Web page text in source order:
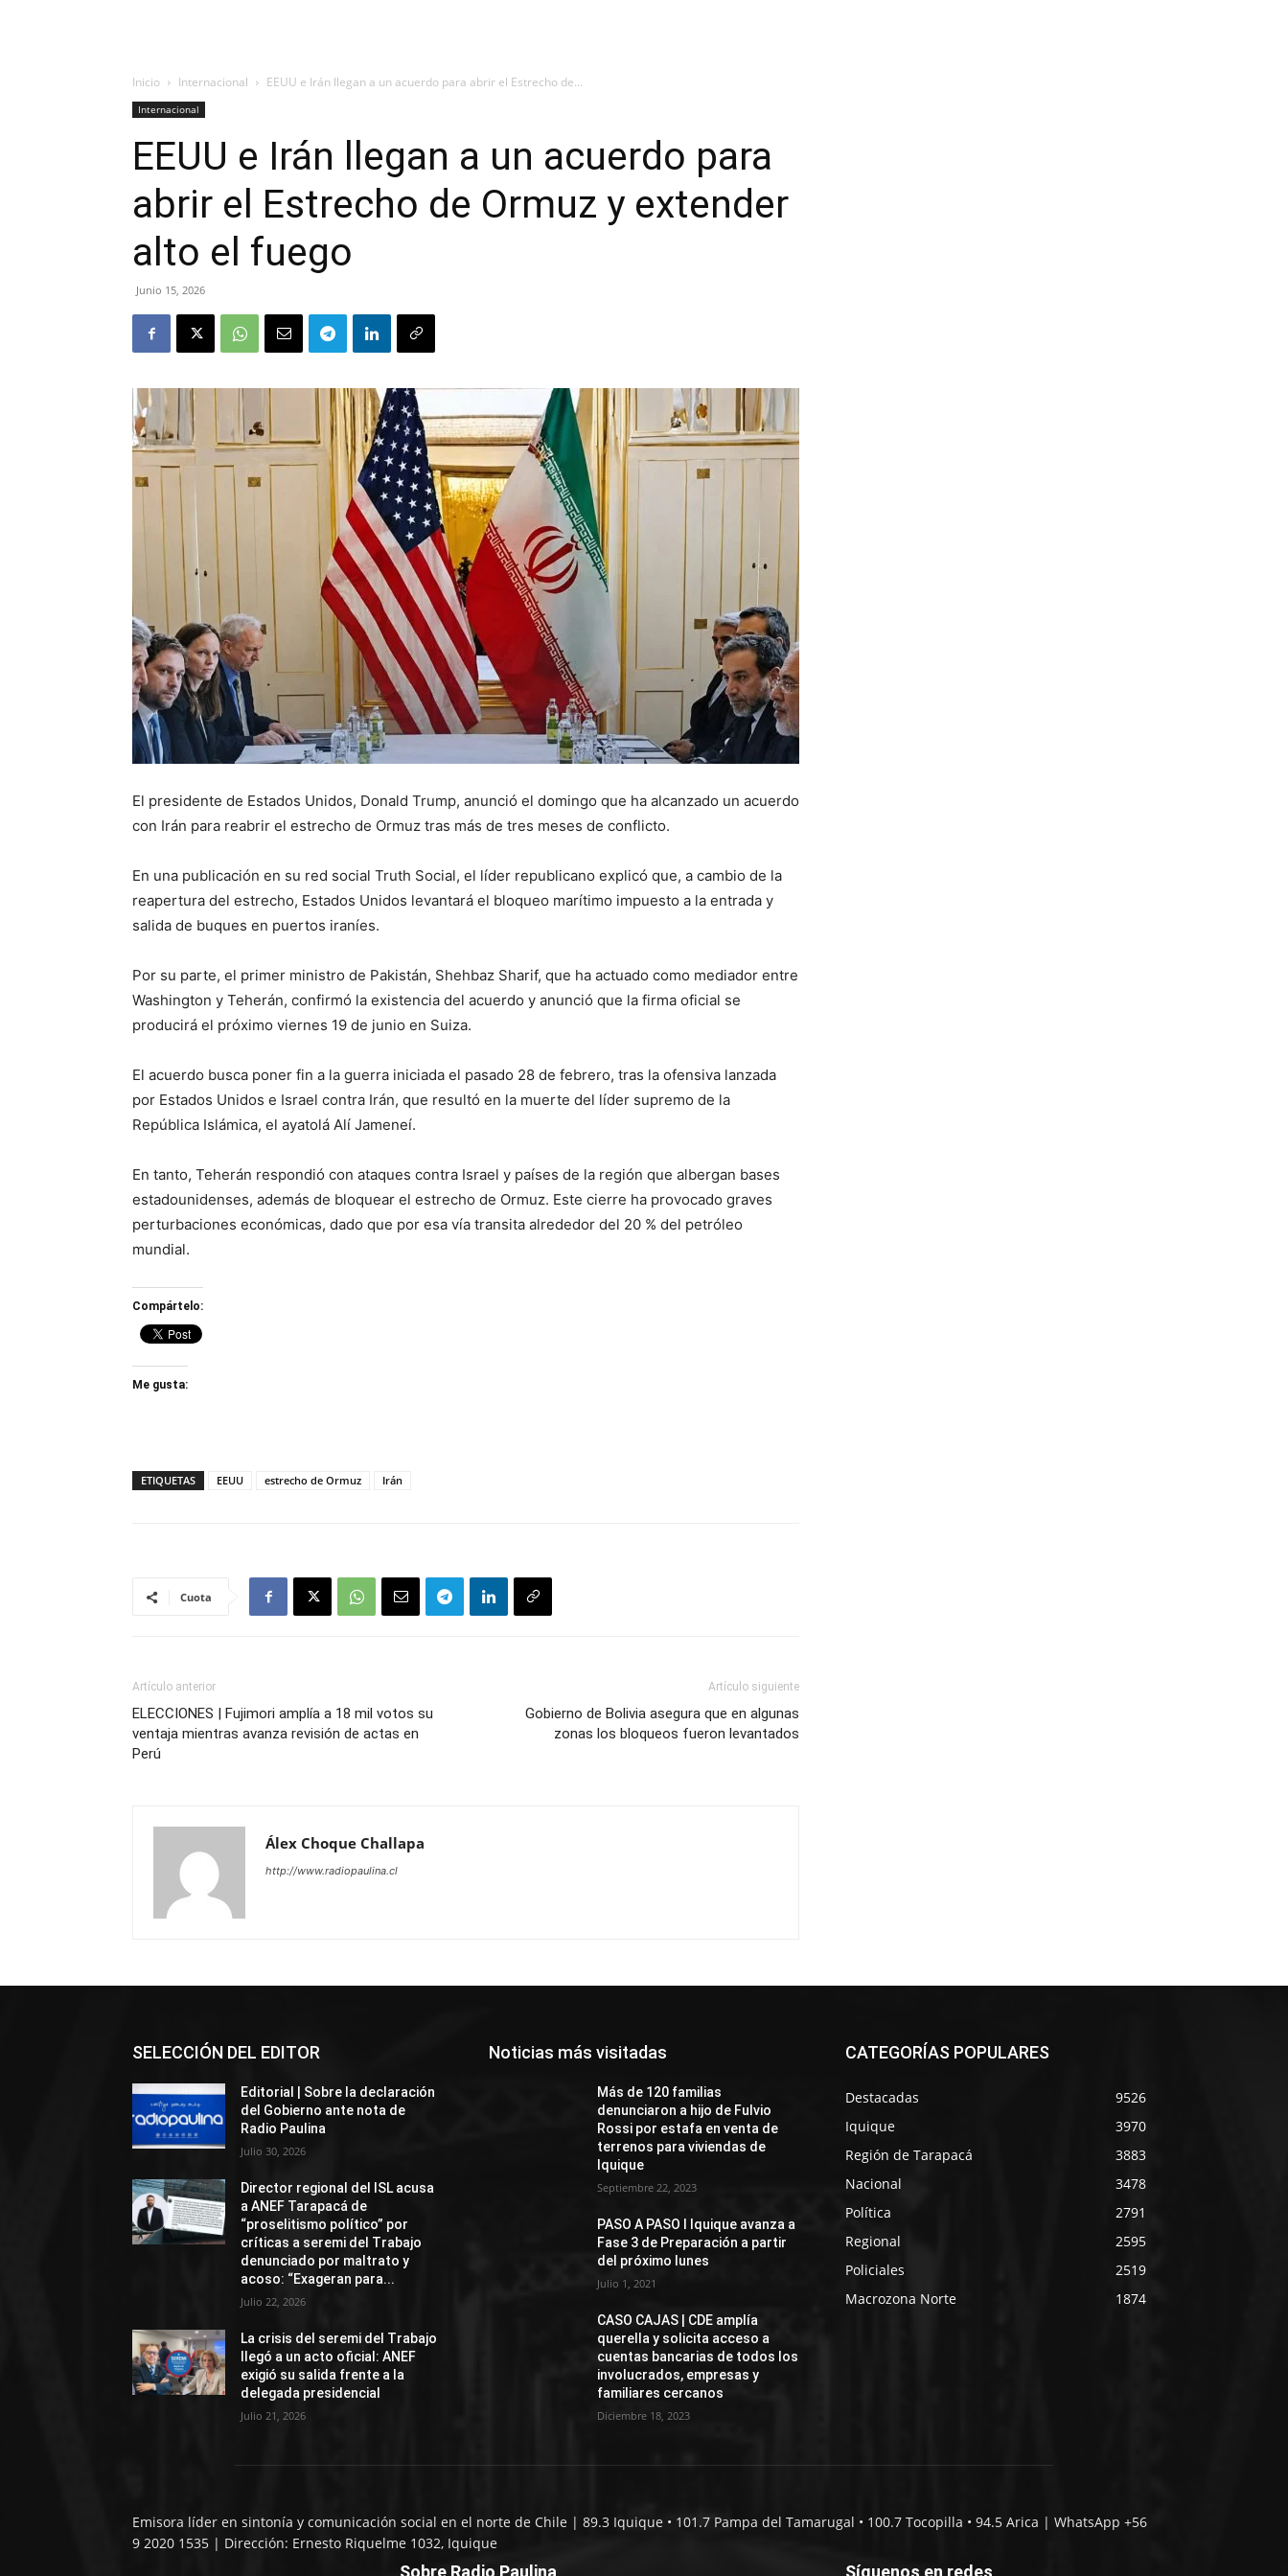
Inicio Internacional EEUU e Irán llegan a un acuerdo para abrir el Estrecho de...
Internacional
EEUU e Irán llegan a un acuerdo para
abrir el Estrecho de Ormuz y extender
alto el fuego
Junio 15, 2026
El presidente de Estados Unidos, Donald Trump, anunció el domingo que ha alcanzado un acuerdo
con Irán para reabrir el estrecho de Ormuz tras más de tres meses de conflicto.
En una publicación en su red social Truth Social, el líder republicano explicó que, a cambio de la
reapertura del estrecho, Estados Unidos levantará el bloqueo marítimo impuesto a la entrada y
salida de buques en puertos iraníes.
Por su parte, el primer ministro de Pakistán, Shehbaz Sharif, que ha actuado como mediador entre
Washington y Teherán, confirmó la existencia del acuerdo y anunció que la firma oficial se
producirá el próximo viernes 19 de junio en Suiza.
El acuerdo busca poner fin a la guerra iniciada el pasado 28 de febrero, tras la ofensiva lanzada
por Estados Unidos e Israel contra Irán, que resultó en la muerte del líder supremo de la
República Islámica, el ayatolá Alí Jameneí.
En tanto, Teherán respondió con ataques contra Israel y países de la región que albergan bases
estadounidenses, además de bloquear el estrecho de Ormuz. Este cierre ha provocado graves
perturbaciones económicas, dado que por esa vía transita alrededor del 20 % del petróleo
mundial.
Compártelo:
Me gusta:
ETIQUETAS EEUU estrecho de Ormuz Irán
Cuota
Artículo anterior
ELECCIONES | Fujimori amplía a 18 mil votos su
ventaja mientras avanza revisión de actas en
Perú
Artículo siguiente
Gobierno de Bolivia asegura que en algunas
zonas los bloqueos fueron levantados
Álex Choque Challapa
http://www.radiopaulina.cl
SELECCIÓN DEL EDITOR
Editorial | Sobre la declaración
del Gobierno ante nota de
Radio Paulina
Julio 30, 2026
Director regional del ISL acusa
a ANEF Tarapacá de
“proselitismo político” por
críticas a seremi del Trabajo
denunciado por maltrato y
acoso: “Exageran para...
Julio 22, 2026
La crisis del seremi del Trabajo
llegó a un acto oficial: ANEF
exigió su salida frente a la
delegada presidencial
Julio 21, 2026
Noticias más visitadas
Más de 120 familias
denunciaron a hijo de Fulvio
Rossi por estafa en venta de
terrenos para viviendas de
Iquique
Septiembre 22, 2023
PASO A PASO I Iquique avanza a
Fase 3 de Preparación a partir
del próximo lunes
Julio 1, 2021
CASO CAJAS | CDE amplía
querella y solicita acceso a
cuentas bancarias de todos los
involucrados, empresas y
familiares cercanos
Diciembre 18, 2023
CATEGORÍAS POPULARES
Destacadas
9526
Iquique
3970
Región de Tarapacá
3883
Nacional
3478
Política
2791
Regional
2595
Policiales
2519
Macrozona Norte
1874
Emisora líder en sintonía y comunicación social en el norte de Chile | 89.3 Iquique • 101.7 Pampa del Tamarugal • 100.7 Tocopilla • 94.5 Arica | WhatsApp +56
9 2020 1535 | Dirección: Ernesto Riquelme 1032, Iquique
Sobre Radio Paulina Síguenos en redes